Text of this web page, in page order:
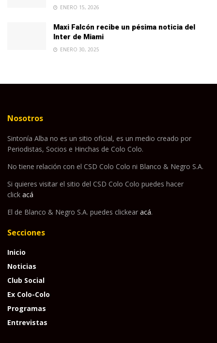
ENERO 15, 2026
Maxi Falcón recibe un pésima noticia del
Inter de Miami
ENERO 30, 2025
Nosotros
Sintonía Alba no es un sitio oficial, es un medio creado por
Periodistas, Socios e Hinchas de Colo Colo.
No tiene relación con el CSD Colo Colo ni Blanco & Negro S.A.
Si quieres visitar el sitio del CSD Colo Colo puedes hacer
click acá
El de Blanco & Negro S.A. puedes clickear acá.
Secciones
Inicio
Noticias
Club Social
Ex Colo-Colo
Programas
Entrevistas